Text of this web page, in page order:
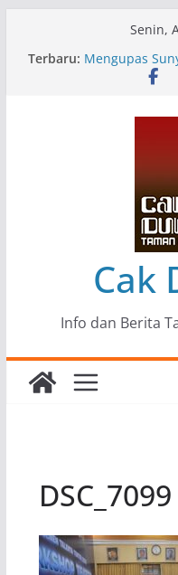
Senin,
Terbaru: Pameran
Kota Blitar :
Mengupas
Menjaga
Kunjungan
(BHS) Anggota
Pameran
“Tumbang
Derita Pekerja
Cak
Info dan Berita
DSC_7099